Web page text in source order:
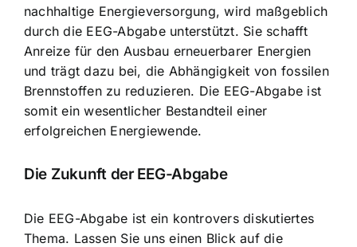
nachhaltige Energieversorgung, wird maßgeblich
durch die EEG-Abgabe unterstützt. Sie schafft
Anreize für den Ausbau erneuerbarer Energien
und trägt dazu bei, die Abhängigkeit von fossilen
Brennstoffen zu reduzieren. Die EEG-Abgabe ist
somit ein wesentlicher Bestandteil einer
erfolgreichen Energiewende.
Die Zukunft der EEG-Abgabe
Die EEG-Abgabe ist ein kontrovers diskutiertes
Thema. Lassen Sie uns einen Blick auf die